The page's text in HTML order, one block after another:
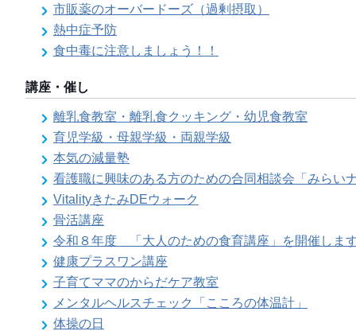
市販薬のオーバードーズ（過剰摂取）
熱中症予防
食中毒に注意しましょう！！
講座・催し
離乳食教室・離乳食クッキング・幼児食教室
育児学級・母親学級・両親学級
本気の減量塾
看護職に興味のある方のための合同相談会「みらい
VitalityきたみDEウォーク
骨活講座
令和８年度 「大人のための食育講座」を開催しま
健康プラスワン講座
子育てママのからだケア教室
メンタルヘルスチェック「こころの体温計」
体操の日